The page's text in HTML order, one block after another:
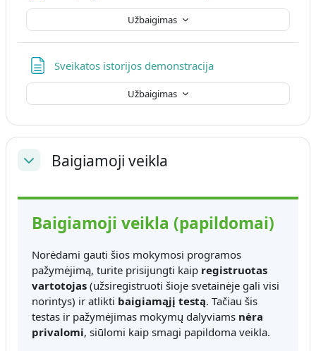
Užbaigimas
Sveikatos istorijos demonstracijaPuslapis
Užbaigimas
SutrauktiBaigiamoji veikla
Baigiamoji veikla (papildomai)
Norėdami gauti šios mokymosi programos
pažymėjimą, turite prisijungti kaip registruotas
vartotojas (užsiregistruoti šioje svetainėje gali visi
norintys) ir atlikti baigiamąjį testą. Tačiau šis
testas ir pažymėjimas mokymų dalyviams nėra
privalomi, siūlomi kaip smagi papildoma veikla.